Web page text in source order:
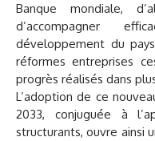
Banque mondiale,
d’accompagner
développement du
réformes entreprises
progrès réalisés dans
L’adoption de ce
2033, conjuguée à
structurants, ouvre ainsi